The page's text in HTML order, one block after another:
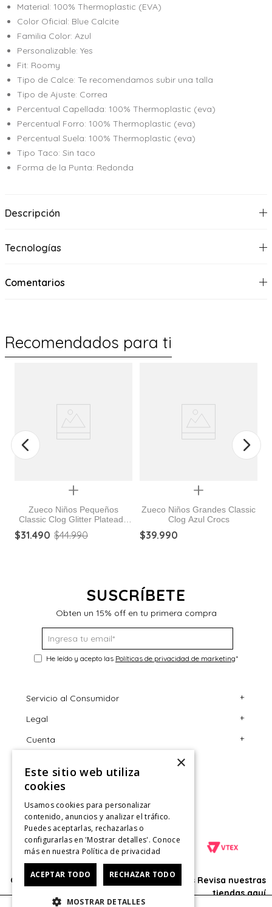
Material: 100% Thermoplastic (EVA)
Color Oficial: Blue Calcite
Familia Color: Azul
Personalizable: Yes
Fit: Roomy
Tipo de Calce: Te recomendamos subir una talla
Tipo de Ajuste: Correa
Percentual Capellada: 100% Thermoplastic (eva)
Percentual Forro: 100% Thermoplastic (eva)
Percentual Suela: 100% Thermoplastic (eva)
Tipo Taco: Sin taco
Forma de la Punta: Redonda
Descripción
Tecnologías
Comentarios
Recomendados para ti
Quickview
Zueco Niños Pequeños
Classic Clog Glitter Plateado
$31.490 $44.990
Quickview
Zueco Niños Grandes Classic
Clog Azul Crocs
$39.990
SUSCRÍBETE
Obten un 15% off en tu primera compra
He leído y acepto las Políticas de privacidad de marketing*
Servicio al Consumidor +
Centro de Ayuda
Contáctanos
Retiro en tienda
Tiendas
CyberMonday
CyberDay
Legal +
Términos y Condiciones
Cambios, Retracto y Garantía
Políticas de Privacidad
Política de Privacidad de Marketing
Cuenta +
Sigue tu compra
Historial de Compras
¿Dónde viene mi compra?
Ver Boleta / Ticket de cambio
Oficina: Av. Las Condes #11281 - Las Condes Revisa nuestras
tiendasaquí
×
Este sitio web utiliza
cookies
Usamos cookies para personalizar
contenido, anuncios y analizar el tráfico.
Puedes aceptarlas, rechazarlas o
configurarlas en 'Mostrar detalles'. Conoce
más en nuestra Política de privacidad
ACEPTAR TODO RECHAZAR TODO
MOSTRAR DETALLES